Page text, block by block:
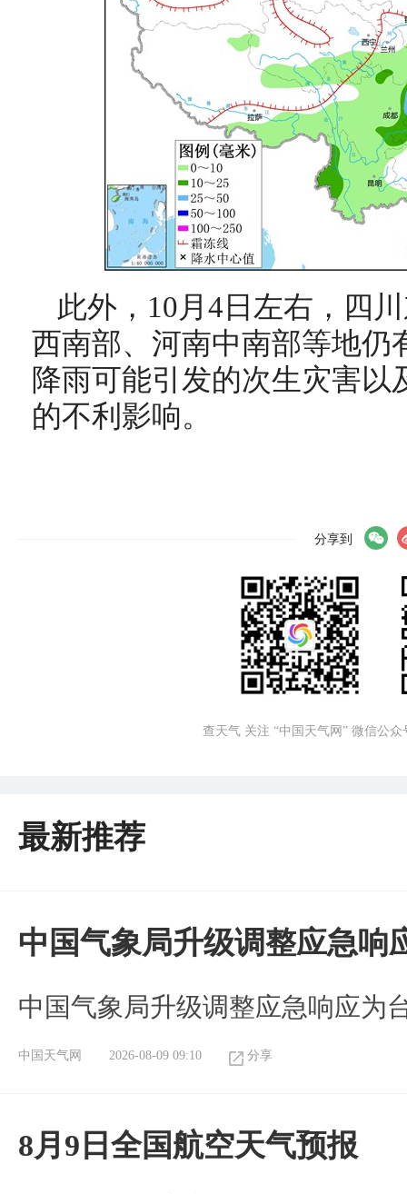
此外，10月4日左右，四
西南部、河南中南部等地仍
降雨可能引发的次生灾害
的不利影响。
分享到
查天气 关注 “中国天气网” 微信公众
最新推荐
中国气象局升级调整应急响
中国气象局升级调整应急响应为
中国天气网 2026-08-09 09:10 分享
8月9日全国航空天气预报